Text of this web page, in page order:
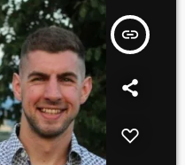
insert_link